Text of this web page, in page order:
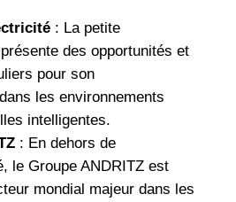
: La petite
des opportunités et
pour son
les environnements
intelligentes.
: En dehors de
le Groupe ANDRITZ est
mondial majeur dans les